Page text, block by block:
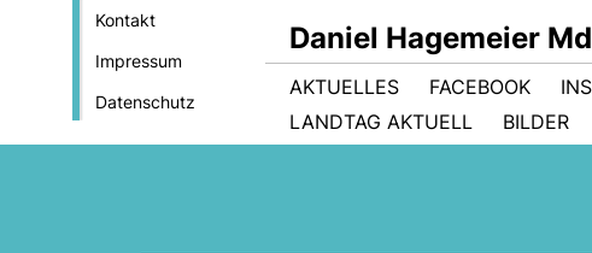
Kontakt
Impressum
Datenschutz
Daniel Hagemeier
AKTUELLES FACEBOOK
LANDTAG AKTUELL
BILDER